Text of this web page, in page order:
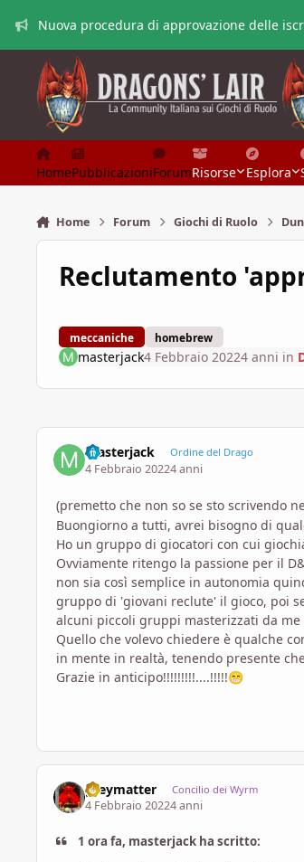
Nuova procedura di approvazione delle
HomePubblicazioniForumRisorse Esplora
Home Forum Giochi di Ruolo
Reclutamento
meccaniche homebrew
masterjack4 Febbraio 20224 anni in
masterjack Ordine del Drago
4 Febbraio 20224 anni
(premetto che non so se sto scrivendo
Buongiorno a tutti, avrei bisogno di
Ho un gruppo di giocatori con cui
Ovviamente ritengo la passione per il
non sia così semplice in autonomia
gruppo di 'giovani reclute' il gioco, poi
alcuni piccoli gruppi masterizzati da
Quello che volevo chiedere è qualche
in mente in realtà, tenendo presente
Grazie in anticipo!!!!!!!!!....!!!!!😁
greymatter Concilio dei Wyrm
4 Febbraio 20224 anni
1 ora fa, masterjack ha scritto: